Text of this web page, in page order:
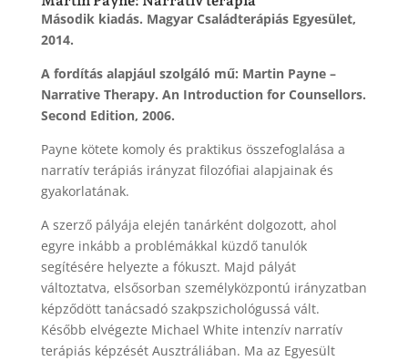
Második kiadás. Magyar Családterápiás Egyesület,
2014.
A fordítás alapjául szolgáló mű: Martin Payne –
Narrative Therapy. An Introduction for Counsellors.
Second Edition, 2006.
Payne kötete komoly és praktikus összefoglalása a
narratív terápiás irányzat filozófiai alapjainak és
gyakorlatának.
A szerző pályája elején tanárként dolgozott, ahol
egyre inkább a problémákkal küzdő tanulók
segítésére helyezte a fókuszt. Majd pályát
változtatva, elsősorban személyközpontú irányzatban
képződött tanácsadó szakpszichológussá vált.
Később elvégezte Michael White intenzív narratív
terápiás képzését Ausztráliában. Ma az Egyesült